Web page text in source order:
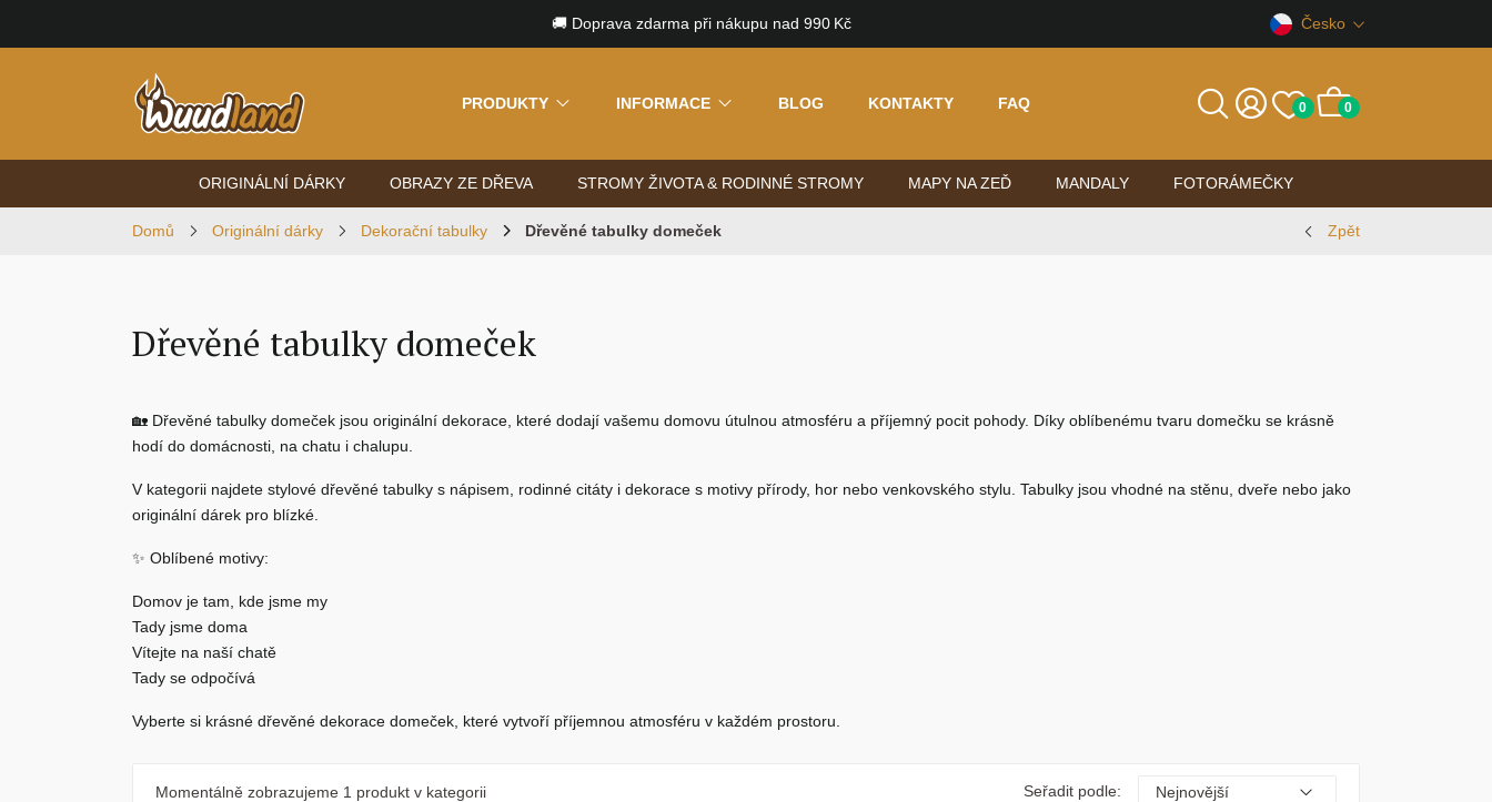
🚚 Doprava zdarma při nákupu nad 990 Kč Česko
PRODUKTY INFORMACE BLOG KONTAKTY FAQ 0 0
ORIGINÁLNÍ DÁRKY OBRAZY ZE DŘEVA STROMY ŽIVOTA & RODINNÉ STROMY MAPY NA ZEĎ MANDALY FOTORÁMEČKY
Domů Originální dárky Dekorační tabulky Dřevěné tabulky domeček Zpět
Dřevěné tabulky domeček
🏡 Dřevěné tabulky domeček jsou originální dekorace, které dodají vašemu domovu útulnou atmosféru a příjemný pocit pohody. Díky oblíbenému tvaru domečku se krásně
hodí do domácnosti, na chatu i chalupu.
V kategorii najdete stylovédřevěné tabulky s nápisem , rodinné citáty i dekorace s motivy přírody, hor nebo venkovského stylu. Tabulky jsou vhodné na stěnu, dveře nebo jako
originální dárek pro blízké.
✨ Oblíbené motivy:
Domov je tam, kde jsme my
Tady jsme doma
Vítejte na naší chatě
Tady se odpočívá
Vyberte si krásnédřevěné dekorace domeček , které vytvoří příjemnou atmosféru v každém prostoru.
Momentálně zobrazujeme 1 produkt v kategorii Seřadit podle: